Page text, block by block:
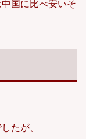
国に比べ安いそ
たが、